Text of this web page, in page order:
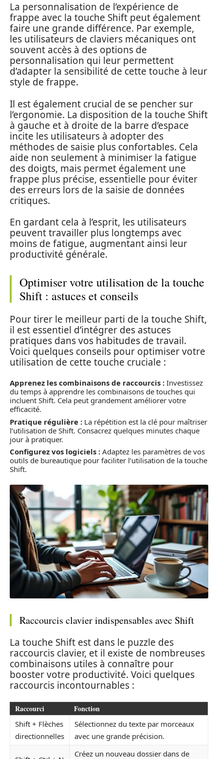
La personnalisation de l’expérience de
frappe avec la touche Shift peut également
faire une grande différence. Par exemple,
les utilisateurs de claviers mécaniques ont
souvent accès à des options de
personnalisation qui leur permettent
d’adapter la sensibilité de cette touche à leur
style de frappe.
Il est également crucial de se pencher sur
l’ergonomie. La disposition de la touche Shift
à gauche et à droite de la barre d’espace
incite les utilisateurs à adopter des
méthodes de saisie plus confortables. Cela
aide non seulement à minimiser la fatigue
des doigts, mais permet également une
frappe plus précise, essentielle pour éviter
des erreurs lors de la saisie de données
critiques.
En gardant cela à l’esprit, les utilisateurs
peuvent travailler plus longtemps avec
moins de fatigue, augmentant ainsi leur
productivité générale.
Optimiser votre utilisation de la touche
Shift : astuces et conseils
Pour tirer le meilleur parti de la touche Shift,
il est essentiel d’intégrer des astuces
pratiques dans vos habitudes de travail.
Voici quelques conseils pour optimiser votre
utilisation de cette touche cruciale :
Apprenez les combinaisons de raccourcis : Investissez
du temps à apprendre les combinaisons de touches qui
incluent Shift. Cela peut grandement améliorer votre
efficacité.
Pratique régulière : La répétition est la clé pour maîtriser
l’utilisation de Shift. Consacrez quelques minutes chaque
jour à pratiquer.
Configurez vos logiciels : Adaptez les paramètres de vos
outils de bureautique pour faciliter l’utilisation de la touche
Shift.
Raccourcis clavier indispensables avec Shift
La touche Shift est dans le puzzle des
raccourcis clavier, et il existe de nombreuses
combinaisons utiles à connaître pour
booster votre productivité. Voici quelques
raccourcis incontournables :
Raccourci Fonction
Shift + Flèches
directionnelles
Sélectionnez du texte par morceaux
avec une grande précision.
Créez un nouveau dossier dans de